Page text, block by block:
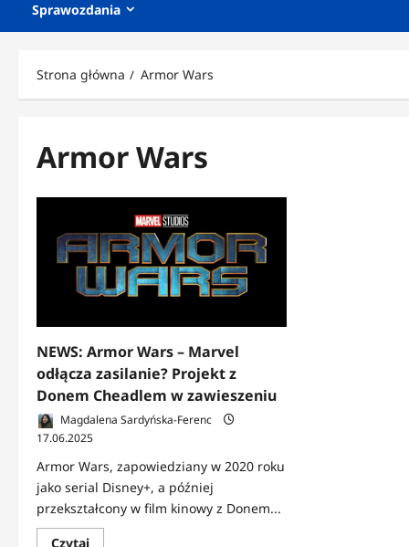
Sprawozdania
Strona główna Armor Wars
Armor Wars
NEWS: Armor Wars – Marvel
odłącza zasilanie? Projekt z
Donem Cheadlem w zawieszeniu
Magdalena Sardyńska-Ferenc
17.06.2025
Armor Wars, zapowiedziany w 2020 roku
jako serial Disney+, a później
przekształcony w film kinowy z Donem...
CzytajDowiedz